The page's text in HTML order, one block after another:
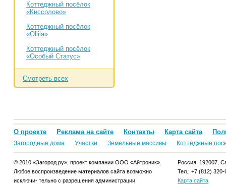
Коттеджный посёлок
«Киссолово»
Коттеджный посёлок
«Ollila»
Коттеджный посёлок
«Особый Статус»
Смотреть всех
О проекте Реклама на сайте Контакты Карта сайта
Загородные дома Участки Земельные массивы Коттеджные
© 2010 «Загород.ру», проект компании ООО «Айтроник».
Любое воспроизведение материалов сайта возможно
исключи- тельно с разрешения администрации
Россия, 192007,
Тел.: +7 (812) 320-
Карта сайта